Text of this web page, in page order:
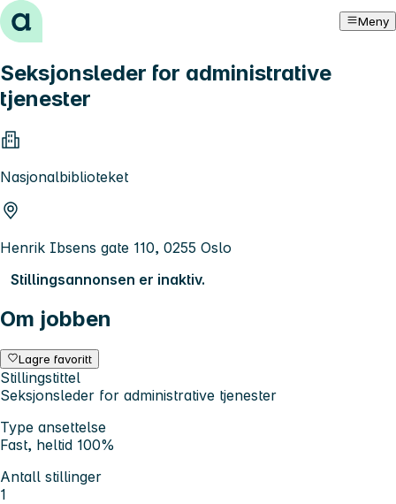
Hopp til innhold Meny
Seksjonsleder for administrative
tjenester
Nasjonalbiblioteket
Henrik Ibsens gate 110, 0255 Oslo
Stillingsannonsen er inaktiv.
Om jobben
Lagre favoritt
Stillingstittel
Seksjonsleder for administrative tjenester
Type ansettelse
Fast, heltid 100%
Antall stillinger
1